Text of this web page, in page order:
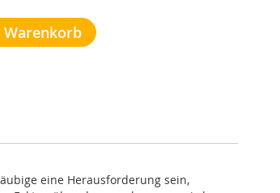
Warenkorb
eine Herausforderung sein,